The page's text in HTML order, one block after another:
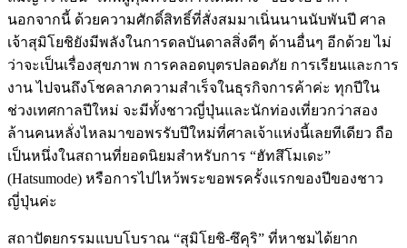
นอกจากนี้ ด้วยความศักดิ์สิทธิ์ที่สั่งสมมาเนิ่นนานนับพันปี ศาล
เจ้าสุมิโยชิยังมีพลังในการดลบันดาลสิ่งดีๆ ด้านอื่นๆ อีกด้วย ไม่
ว่าจะเป็นเรื่องสุขภาพ การคลอดบุตรปลอดภัย การเรียนและการ
งาน ไปจนถึงโชคลาภความสำเร็จในธุรกิจการค้าค่ะ ทุกปีใน
ช่วงเทศกาลปีใหม่ จะมีทั้งชาวญี่ปุ่นและนักท่องเที่ยวกว่าสอง
ล้านคนหลั่งไหลมาขอพรรับปีใหม่ที่ศาลเจ้าแห่งนี้เลยทีเดียว ถือ
เป็นหนึ่งในสถานที่ยอดนิยมสำหรับการ “ฮัทสึโมเดะ”
(Hatsumode) หรือการไปไหว้พระขอพรครั้งแรกของปีของชาว
ญี่ปุ่นค่ะ
สถาปัตยกรรมแบบโบราณ “สุมิโยชิ-ซึคุริ” ที่หาชมได้ยาก